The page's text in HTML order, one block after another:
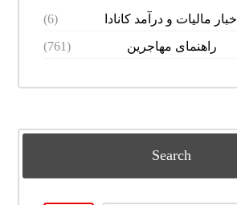
اخبار مالیات و درآمد کانادا
(6)
راهنمای مهاجرین
(761)
Search